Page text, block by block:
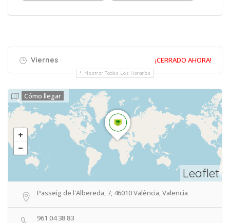
Viernes ¡CERRADO AHORA!
Mostrar Todos Los Horarios
Leaflet
Cómo llegar
Passeig de l'Albereda, 7, 46010 València, Valencia
961 04 38 83